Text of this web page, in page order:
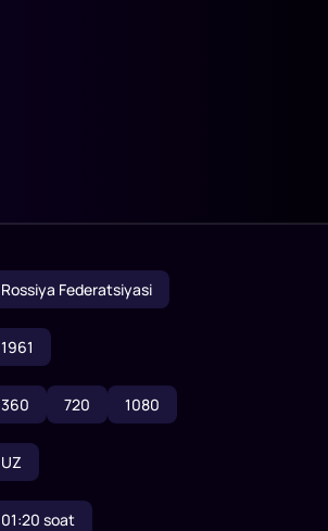
Rossiya Federatsiyasi
1961
360 720 1080
UZ
01:20 soat